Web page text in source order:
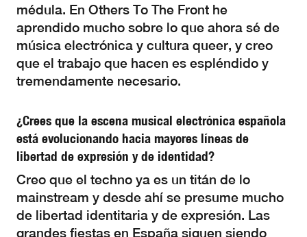
médula. En Others To The Front he
aprendido mucho sobre lo que ahora sé de
música electrónica y cultura queer, y creo
que el trabajo que hacen es espléndido y
tremendamente necesario.
¿Crees que la escena musical electrónica española
está evolucionando hacia mayores líneas de
libertad de expresión y de identidad?
Creo que el techno ya es un titán de lo
mainstream y desde ahí se presume mucho
de libertad identitaria y de expresión. Las
grandes fiestas en España siguen siendo